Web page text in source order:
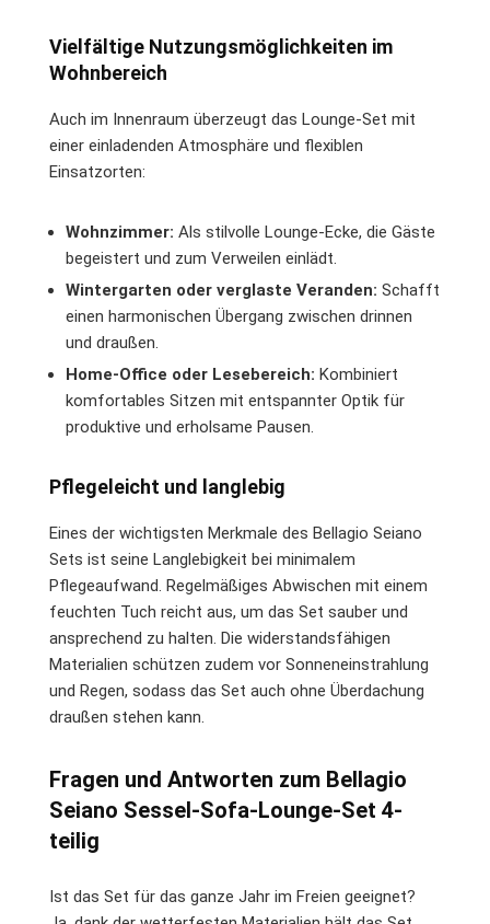
Vielfältige Nutzungsmöglichkeiten im
Wohnbereich
Auch im Innenraum überzeugt das Lounge-Set mit
einer einladenden Atmosphäre und flexiblen
Einsatzorten:
Wohnzimmer: Als stilvolle Lounge-Ecke, die Gäste
begeistert und zum Verweilen einlädt.
Wintergarten oder verglaste Veranden: Schafft
einen harmonischen Übergang zwischen drinnen
und draußen.
Home-Office oder Lesebereich: Kombiniert
komfortables Sitzen mit entspannter Optik für
produktive und erholsame Pausen.
Pflegeleicht und langlebig
Eines der wichtigsten Merkmale des Bellagio Seiano
Sets ist seine Langlebigkeit bei minimalem
Pflegeaufwand. Regelmäßiges Abwischen mit einem
feuchten Tuch reicht aus, um das Set sauber und
ansprechend zu halten. Die widerstandsfähigen
Materialien schützen zudem vor Sonneneinstrahlung
und Regen, sodass das Set auch ohne Überdachung
draußen stehen kann.
Fragen und Antworten zum Bellagio
Seiano Sessel-Sofa-Lounge-Set 4-
teilig
Ist das Set für das ganze Jahr im Freien geeignet?